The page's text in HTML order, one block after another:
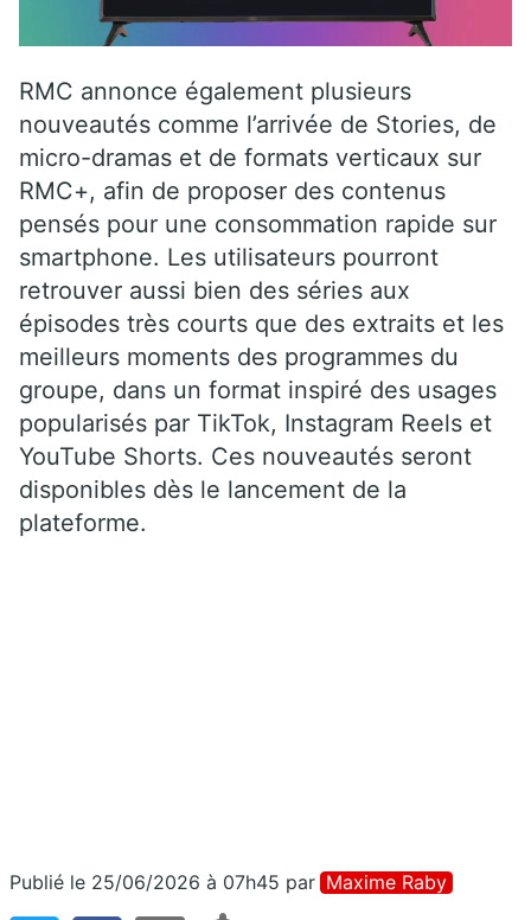
RMC annonce également plusieurs
nouveautés comme l’arrivée de Stories, de
micro-dramas et de formats verticaux sur
RMC+, afin de proposer des contenus
pensés pour une consommation rapide sur
smartphone. Les utilisateurs pourront
retrouver aussi bien des séries aux
épisodes très courts que des extraits et les
meilleurs moments des programmes du
groupe, dans un format inspiré des usages
popularisés par TikTok, Instagram Reels et
YouTube Shorts. Ces nouveautés seront
disponibles dès le lancement de la
plateforme.
Publié le 25/06/2026 à 07h45 par Maxime Raby